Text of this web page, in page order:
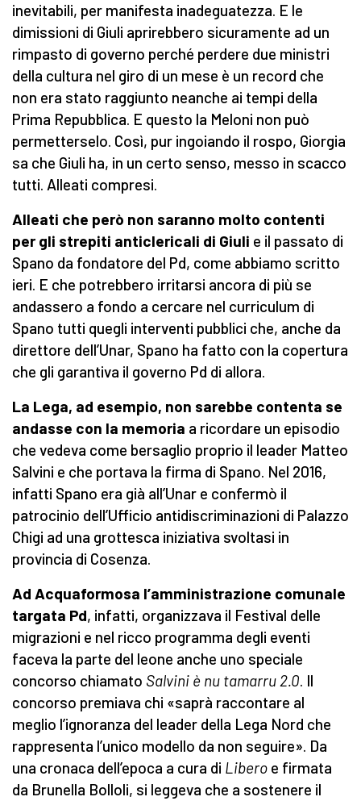
inevitabili, per manifesta inadeguatezza. E le
dimissioni di Giuli aprirebbero sicuramente ad un
rimpasto di governo perché perdere due ministri
della cultura nel giro di un mese è un record che
non era stato raggiunto neanche ai tempi della
Prima Repubblica. E questo la Meloni non può
permetterselo. Così, pur ingoiando il rospo, Giorgia
sa che Giuli ha, in un certo senso, messo in scacco
tutti. Alleati compresi.
Alleati che però non saranno molto contenti
per gli strepiti anticlericali di Giuli e il passato di
Spano da fondatore del Pd, come abbiamo scritto
ieri. E che potrebbero irritarsi ancora di più se
andassero a fondo a cercare nel curriculum di
Spano tutti quegli interventi pubblici che, anche da
direttore dell’Unar, Spano ha fatto con la copertura
che gli garantiva il governo Pd di allora.
La Lega, ad esempio, non sarebbe contenta se
andasse con la memoria a ricordare un episodio
che vedeva come bersaglio proprio il leader Matteo
Salvini e che portava la firma di Spano. Nel 2016,
infatti Spano era già all’Unar e confermò il
patrocinio dell’Ufficio antidiscriminazioni di Palazzo
Chigi ad una grottesca iniziativa svoltasi in
provincia di Cosenza.
Ad Acquaformosa l’amministrazione comunale
targata Pd, infatti, organizzava il Festival delle
migrazioni e nel ricco programma degli eventi
faceva la parte del leone anche uno speciale
concorso chiamato Salvini è nu tamarru 2.0. Il
concorso premiava chi «saprà raccontare al
meglio l’ignoranza del leader della Lega Nord che
rappresenta l’unico modello da non seguire». Da
una cronaca dell’epoca a cura di Libero e firmata
da Brunella Bolloli, si leggeva che a sostenere il